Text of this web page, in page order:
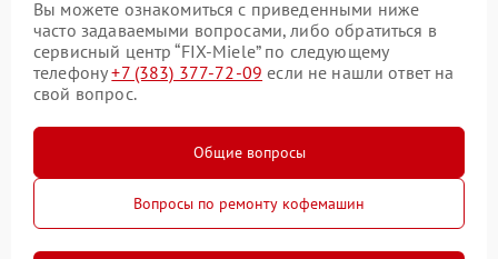
Вы можете ознакомиться с приведенными ниже
часто задаваемыми вопросами, либо обратиться в
сервисный центр “FIX-Miele” по следующему
телефону+7 (383) 377-72-09 если не нашли ответ на
свой вопрос.
Общие вопросы
Вопросы по ремонту кофемашин